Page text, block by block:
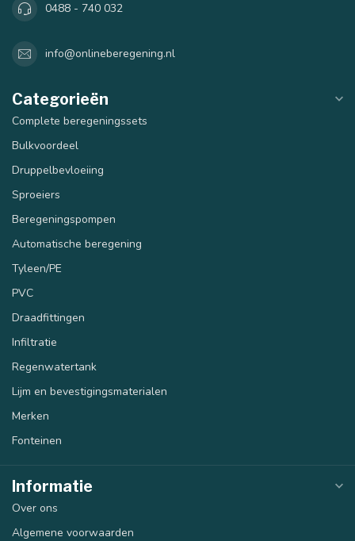
0488 - 740 032
info@onlineberegening.nl
Categorieën
Complete beregeningssets
Bulkvoordeel
Druppelbevloeiing
Sproeiers
Beregeningspompen
Automatische beregening
Tyleen/PE
PVC
Draadfittingen
Infiltratie
Regenwatertank
Lijm en bevestigingsmaterialen
Merken
Fonteinen
Informatie
Over ons
Algemene voorwaarden